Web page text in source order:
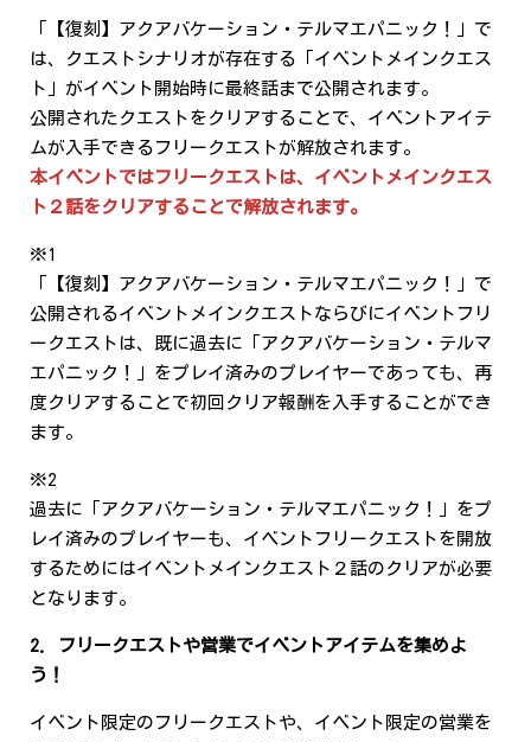
「【復刻】アクアバケーション・テルマエパニック！」で
は、クエストシナリオが存在する「イベントメインクエス
ト」がイベント開始時に最終話まで公開されます。
公開されたクエストをクリアすることで、イベントアイテ
ムが入手できるフリークエストが解放されます。
本イベントではフリークエストは、イベントメインクエス
ト２話をクリアすることで解放されます。
※1
「【復刻】アクアバケーション・テルマエパニック！」で
公開されるイベントメインクエストならびにイベントフリ
ークエストは、既に過去に「アクアバケーション・テルマ
エパニック！」をプレイ済みのプレイヤーであっても、再
度クリアすることで初回クリア報酬を入手することができ
ます。
※2
過去に「アクアバケーション・テルマエパニック！」をプ
レイ済みのプレイヤーも、イベントフリークエストを開放
するためにはイベントメインクエスト２話のクリアが必要
となります。
2. フリークエストや営業でイベントアイテムを集めよ
う！
イベント限定のフリークエストや、イベント限定の営業を